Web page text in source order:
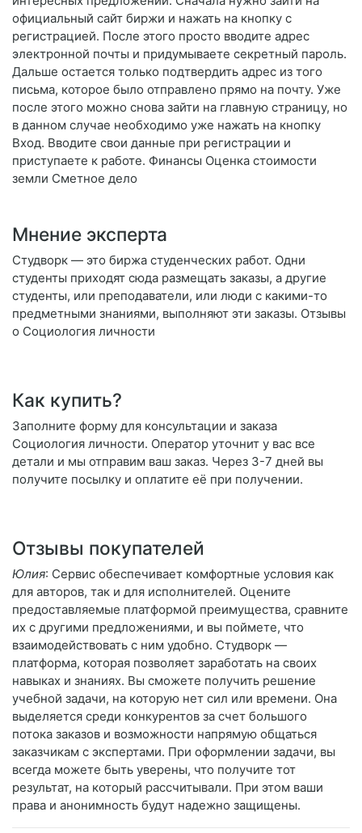
официальный сайт биржи и нажать на кнопку с
регистрацией. После этого просто вводите адрес
электронной почты и придумываете секретный пароль.
Дальше остается только подтвердить адрес из того
письма, которое было отправлено прямо на почту. Уже
после этого можно снова зайти на главную страницу, но
в данном случае необходимо уже нажать на кнопку
Вход. Вводите свои данные при регистрации и
приступаете к работе. Финансы Оценка стоимости
земли Сметное дело
Мнение эксперта
Студворк — это биржа студенческих работ. Одни
студенты приходят сюда размещать заказы, а другие
студенты, или преподаватели, или люди с какими-то
предметными знаниями, выполняют эти заказы. Отзывы
о Социология личности
Как купить?
Заполните форму для консультации и заказа
Социология личности. Оператор уточнит у вас все
детали и мы отправим ваш заказ. Через 3-7 дней вы
получите посылку и оплатите её при получении.
Отзывы покупателей
Юлия: Сервис обеспечивает комфортные условия как
для авторов, так и для исполнителей. Оцените
предоставляемые платформой преимущества, сравните
их с другими предложениями, и вы поймете, что
взаимодействовать с ним удобно. Студворк —
платформа, которая позволяет заработать на своих
навыках и знаниях. Вы сможете получить решение
учебной задачи, на которую нет сил или времени. Она
выделяется среди конкурентов за счет большого
потока заказов и возможности напрямую общаться
заказчикам с экспертами. При оформлении задачи, вы
всегда можете быть уверены, что получите тот
результат, на который рассчитывали. При этом ваши
права и анонимность будут надежно защищены.